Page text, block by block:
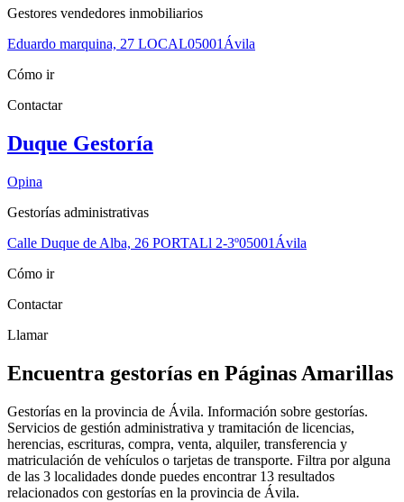
Gestores vendedores inmobiliarios
Eduardo marquina, 27 LOCAL05001 Ávila
Cómo ir
Contactar
Duque Gestoría
Opina
Gestorías administrativas
Calle Duque de Alba, 26 PORTALl 2-3º05001 Ávila
Cómo ir
Contactar
Llamar
Encuentra gestorías en Páginas Amarillas
Gestorías en la provincia de Ávila. Información sobre gestorías.
Servicios de gestión administrativa y tramitación de licencias,
herencias, escrituras, compra, venta, alquiler, transferencia y
matriculación de vehículos o tarjetas de transporte. Filtra por alguna
de las 3 localidades donde puedes encontrar 13 resultados
relacionados con gestorías en la provincia de Ávila.